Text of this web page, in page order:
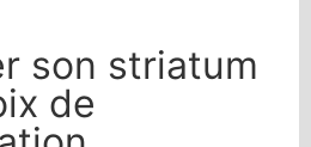
son striatum
de